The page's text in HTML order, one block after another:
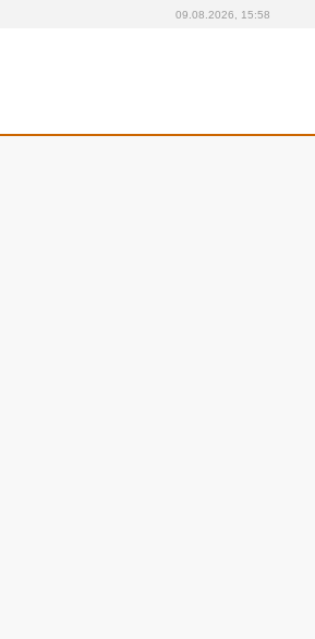
09.08.2026, 15:58